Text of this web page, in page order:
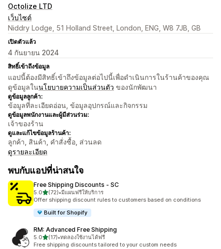
Octolize LTD
เว็บไซต์
Niddry Lodge, 51 Holland Street, London, ENG, W8 7JB, GB
เปิดตัวแล้ว
4 กันยายน 2024
สิทธิ์เข้าถึงข้อมูล
แอปนี้ต้องมีสิทธิ์เข้าถึงข้อมูลต่อไปนี้เพื่อดำเนินการในร้านค้าของคุณ
ดูข้อมูลในนโยบายความเป็นส่วนตัว ของนักพัฒนา
ดูข้อมูลลูกค้า:
ข้อมูลที่ละเอียดอ่อน, ข้อมูลอุปกรณ์และกิจกรรม
ดูข้อมูลพนักงานและผู้มีส่วนร่วม:
เจ้าของร้าน
ดูและแก้ไขข้อมูลร้านค้า:
ลูกค้า, สินค้า, คำสั่งซื้อ, ส่วนลด
ดูรายละเอียด
พบกับแอปที่น่าสนใจ
Free Shipping Discounts ‑ SC
5.0เต็ม 5 ดาว
(72)
ทั้งหมด 72 รีวิว
•มีแผนฟรีให้บริการ
Offer shipping discount rules to customers based on conditions
Built for Shopify
RM: Advanced Free Shipping
5.0เต็ม 5 ดาว
(17)
ทั้งหมด 17 รีวิว
•ทดลองใช้งานได้ฟรี
Free shipping discounts tailored to your custom needs